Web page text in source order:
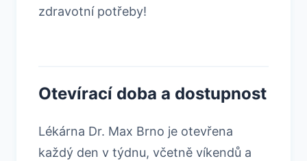
zdravotní potřeby!
Otevírací doba a dostupnost
Lékárna Dr. Max Brno je otevřena
každý den v týdnu, včetně víkendů a